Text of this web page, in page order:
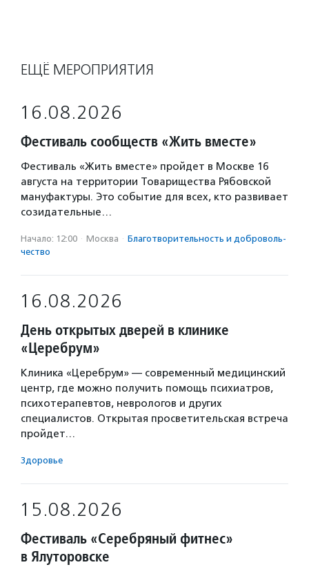
ЕЩЁ МЕРОПРИЯТИЯ
16.08.2026
Фестиваль сообществ «Жить вместе»
Фестиваль «Жить вместе» пройдет в Москве 16
августа на территории Товарищества Рябовской
мануфактуры. Это событие для всех, кто развивает
созидательные…
Начало: 12:00 · Москва · Благотвори­тель­ность и доброволь­
чест­во
16.08.2026
День открытых дверей в клинике
«Церебрум»
Клиника «Церебрум» — современный медицинский
центр, где можно получить помощь психиатров,
психотерапевтов, неврологов и других
специалистов. Открытая просветительская встреча
пройдет…
Здоровье
15.08.2026
Фестиваль «Серебряный фитнес»
в Ялуторовске